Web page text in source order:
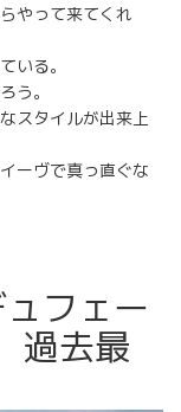
やって来てくれ
いる。
う。
スタイルが出来上
ーヴで真っ直ぐな
フェー
去最